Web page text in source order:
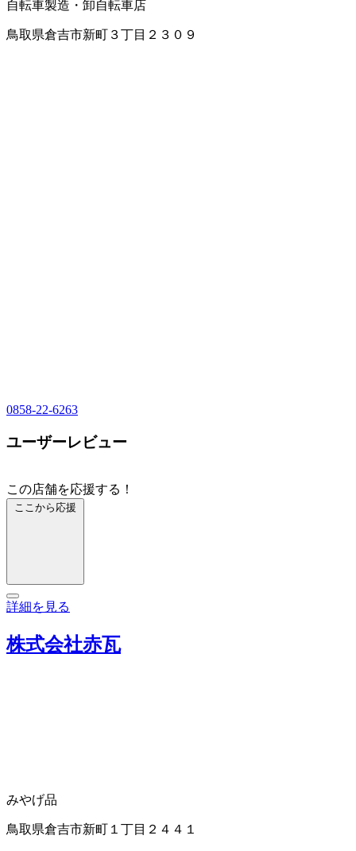
自転車製造・卸自転車店
鳥取県倉吉市新町３丁目２３０９
0858-22-6263
ユーザーレビュー
この店舗を応援する！
ここから応援
詳細を見る
株式会社赤瓦
みやげ品
鳥取県倉吉市新町１丁目２４４１